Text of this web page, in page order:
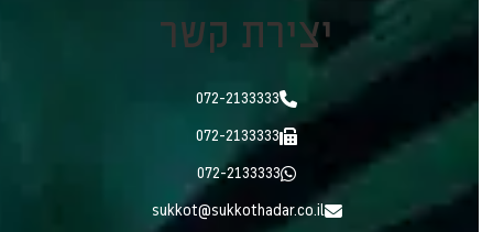
יצירת קשר
072-2133333
072-2133333
072-2133333
sukkot@sukkothadar.co.il